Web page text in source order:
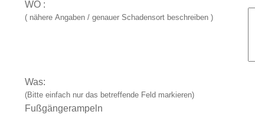
WO :
( nähere Angaben / genauer Schadensort beschreiben )
Was:
(Bitte einfach nur das betreffende Feld markieren)
Fußgängerampeln